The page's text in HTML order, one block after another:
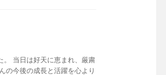
。 当日は好天に恵まれ、厳粛
の今後の成長と活躍を心より